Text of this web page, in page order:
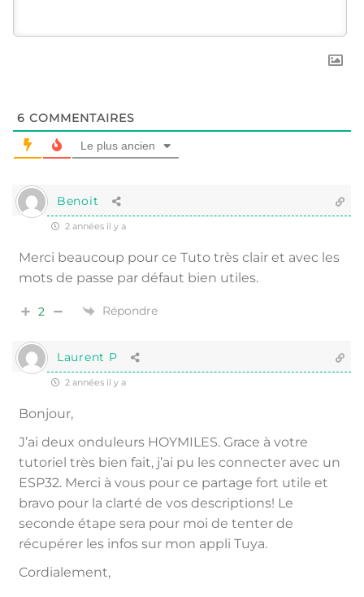
6 COMMENTAIRES
Le plus ancien
Benoit
2 années il y a
Merci beaucoup pour ce Tuto très clair et avec les
mots de passe par défaut bien utiles.
2 Répondre
Laurent P
2 années il y a
Bonjour,
J’ai deux onduleurs HOYMILES. Grace à votre
tutoriel très bien fait, j’ai pu les connecter avec un
ESP32. Merci à vous pour ce partage fort utile et
bravo pour la clarté de vos descriptions! Le
seconde étape sera pour moi de tenter de
récupérer les infos sur mon appli Tuya.
Cordialement,